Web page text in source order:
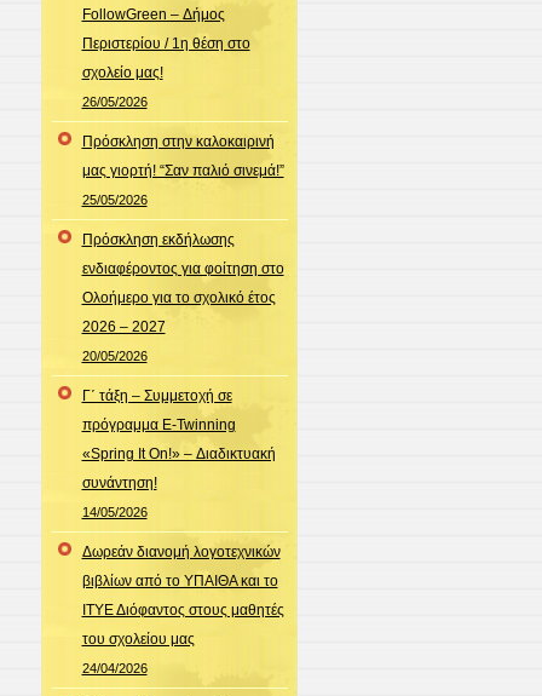
FollowGreen – Δήμος
Περιστερίου / 1η θέση στο
σχολείο μας!
26/05/2026
Πρόσκληση στην καλοκαιρινή
μας γιορτή! “Σαν παλιό σινεμά!”
25/05/2026
Πρόσκληση εκδήλωσης
ενδιαφέροντος για φοίτηση στο
Ολοήμερο για το σχολικό έτος
2026 – 2027
20/05/2026
Γ΄ τάξη – Συμμετοχή σε
πρόγραμμα E-Twinning
«Spring It On!» – Διαδικτυακή
συνάντηση!
14/05/2026
Δωρεάν διανομή λογοτεχνικών
βιβλίων από το ΥΠΑΙΘΑ και το
ΙΤΥΕ Διόφαντος στους μαθητές
του σχολείου μας
24/04/2026